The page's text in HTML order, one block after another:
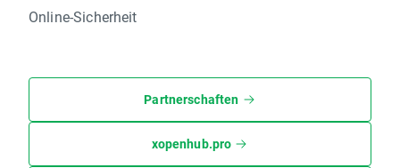
Online-Sicherheit
Partnerschaften
xopenhub.pro